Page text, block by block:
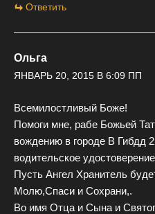
Ответить
Ольга
ЯНВАРЬ 20, 2015 В 6:09 ПП
Всемилостливый Боже!
Помоги мне, рабе Божьей
вождению в городе В Гибдд
водительское
Пусть Ангел Хранитель
Молю,Спаси и Сохрани,.
Во имя Отца и Сына и